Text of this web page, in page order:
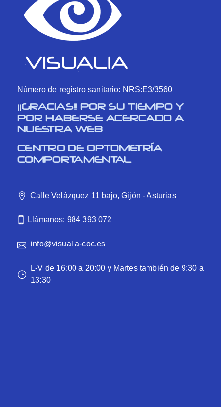
Número de registro sanitario: NRS:E3/3560
¡¡GRACIAS!! POR SU TIEMPO Y
POR HABERSE ACERCADO A
NUESTRA WEB
CENTRO DE OPTOMETRÍA
COMPORTAMENTAL
Calle Velázquez 11 bajo, Gijón - Asturias
Llámanos: 984 393 072
info@visualia-coc.es
L-V de 16:00 a 20:00 y Martes también de 9:30 a
13:30